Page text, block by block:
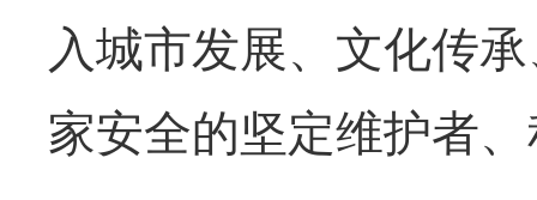
入城市发展、文化传
家安全的坚定维护者